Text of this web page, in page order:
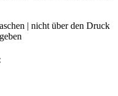
| nicht über den Druck